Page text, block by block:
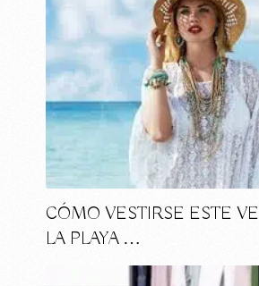
CÓMO VESTIRSE ESTE
LA PLAYA …